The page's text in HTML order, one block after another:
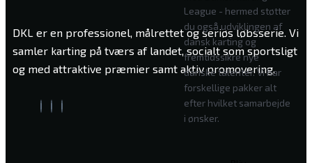
League - hermed støtter
du også udviklingen af
dansk karting og
fremtidssikre nye
danske talenter. Vi har
forskellige pakker alt
efter hvilket samarbejde
i ønsker.
DKL er en professionel, målrettet og seriøs løbsserie. Vi
samler karting på tværs af landet, socialt som sportsligt
og med attraktive præmier samt aktiv promovering.